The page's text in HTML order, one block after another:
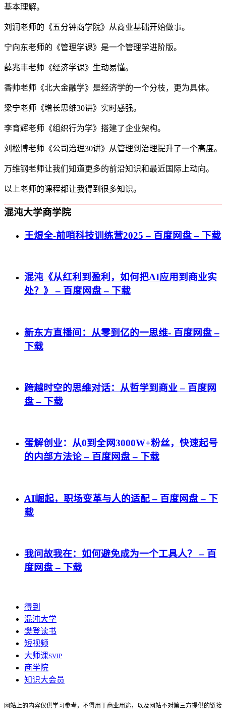
基本理解。
刘润老师的《五分钟商学院》从商业基础开始做事。
宁向东老师的《管理学课》是一个管理学进阶版。
薛兆丰老师《经济学课》生动易懂。
香帅老师《北大金融学》是经济学的一个分枝，更为具体。
梁宁老师《增长思维30讲》实时感强。
李育辉老师《组织行为学》搭建了企业架构。
刘松博老师《公司治理30讲》从管理到治理提升了一个高度。
万维钢老师让我们知道更多的前沿知识和最近国际上动向。
以上老师的课程都让我得到很多知识。
混沌大学商学院
王煜全-前哨科技训练营2025 – 百度网盘 – 下载
混沌《从红利到盈利，如何把AI应用到商业实
处？》 – 百度网盘 – 下载
新东方直播间：从零到亿的一思维- 百度网盘 –
下载
跨越时空的思维对话：从哲学到商业 – 百度网
盘 – 下载
蛋解创业：从0到全网3000W+粉丝，快速起号
的内部方法论 – 百度网盘 – 下载
AI崛起，职场变革与人的适配 – 百度网盘 – 下
载
我问故我在：如何避免成为一个工具人？ – 百
度网盘 – 下载
得到
混沌大学
樊登读书
短视频
大师课SVIP
商学院
知识大会员
网站上的内容仅供学习参考，不得用于商业用途，以及网站不对第三方提供的链接